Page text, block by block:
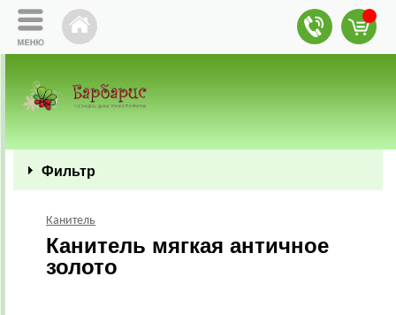
Фильтр
Канитель
Канитель мягкая античное
золото